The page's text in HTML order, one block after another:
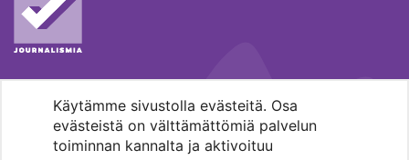
Käytämme sivustolla evästeitä. Osa
evästeistä on välttämättömiä palvelun
toiminnan kannalta ja aktivoituu
MENOHAKU